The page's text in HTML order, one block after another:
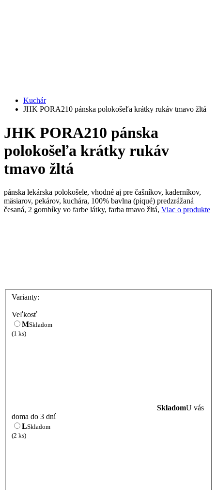
Kuchár
JHK PORA210 pánska polokošeľa krátky rukáv tmavo žltá
JHK PORA210 pánska
polokošeľa krátky rukáv
tmavo žltá
pánska lekárska polokošele, vhodné aj pre čašníkov, kaderníkov,
mäsiarov, pekárov, kuchára, 100% bavlna (piqué) predzrážaná
česaná, 2 gombíky vo farbe látky, farba tmavo žltá, Viac o produkte
Varianty:
Veľkosť
MSkladom
(1 ks)
SkladomU vás
doma do 3 dní
LSkladom
(2 ks)